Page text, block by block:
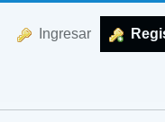
Ingresar